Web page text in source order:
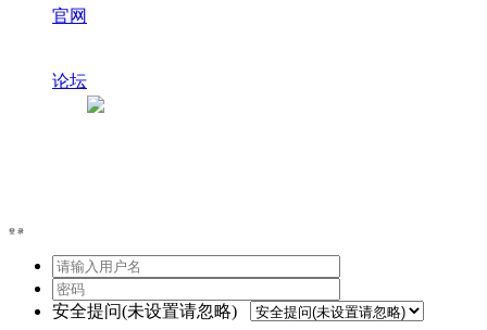
官网
论坛
登录
安全提问(未设置请忽略)